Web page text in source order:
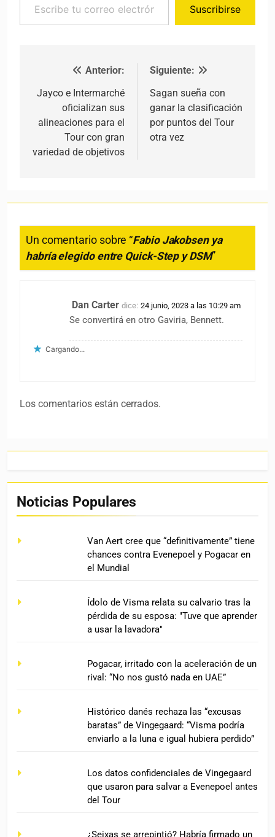
Suscribirse
Navegación de entradas
Anterior:
Jayco e Intermarché
oficializan sus
alineaciones para el
Tour con gran
variedad de objetivos
Siguiente:
Sagan sueña con
ganar la clasificación
por puntos del Tour
otra vez
Un comentario sobre “Fabio Jakobsen ya
habría elegido entre Quick-Step y DSM”
Dan Carter dice: 24 junio, 2023 a las 10:29 am
Se convertirá en otro Gaviria, Bennett.
Cargando...
Los comentarios están cerrados.
Noticias Populares
Van Aert cree que “definitivamente” tiene
chances contra Evenepoel y Pogacar en
el Mundial
Ídolo de Visma relata su calvario tras la
pérdida de su esposa: "Tuve que aprender
a usar la lavadora"
Pogacar, irritado con la aceleración de un
rival: “No nos gustó nada en UAE”
Histórico danés rechaza las “excusas
baratas” de Vingegaard: “Visma podría
enviarlo a la luna e igual hubiera perdido”
Los datos confidenciales de Vingegaard
que usaron para salvar a Evenepoel antes
del Tour
¿Seixas se arrepintió? Habría firmado un